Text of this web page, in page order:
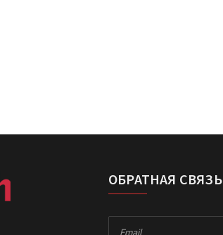
ОБРАТНАЯ СВЯЗЬ